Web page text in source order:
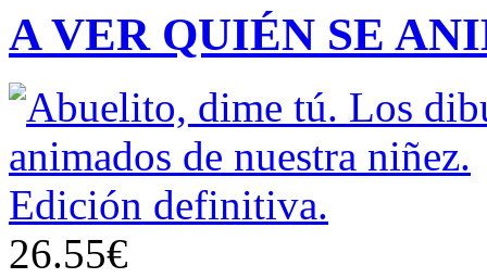
A VER QUIÉN SE
26.55€